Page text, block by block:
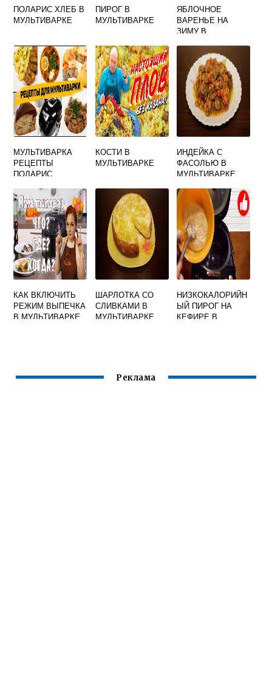
ПОЛАРИС ХЛЕБ В
МУЛЬТИВАРКЕ
ПИРОГ В
МУЛЬТИВАРКЕ
ЯБЛОЧНОЕ
ВАРЕНЬЕ НА
ЗИМУ В
РЕДМОНД
РЕЦЕПТЫ
МУЛЬТИВАРКА
РЕЦЕПТЫ
ПОЛАРИС
КОСТИ В
МУЛЬТИВАРКЕ
ИНДЕЙКА С
ФАСОЛЬЮ В
МУЛЬТИВАРКЕ
КАК ВКЛЮЧИТЬ
РЕЖИМ ВЫПЕЧКА
В МУЛЬТИВАРКЕ
ШАРЛОТКА СО
СЛИВКАМИ В
МУЛЬТИВАРКЕ
НИЗКОКАЛОРИЙН
ЫЙ ПИРОГ НА
КЕФИРЕ В
Реклама